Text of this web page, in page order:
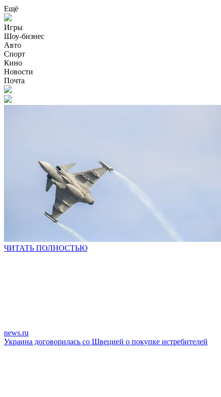
Ещё
Игры
Шоу-бизнес
Авто
Спорт
Кино
Новости
Почта
ЧИТАТЬ ПОЛНОСТЬЮ
news.ru
Украина договорилась со Швецией о покупке истребителей